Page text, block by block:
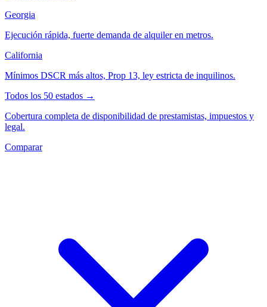
Georgia
Ejecución rápida, fuerte demanda de alquiler en metros.
California
Mínimos DSCR más altos, Prop 13, ley estricta de inquilinos.
Todos los 50 estados →
Cobertura completa de disponibilidad de prestamistas, impuestos y
legal.
Comparar